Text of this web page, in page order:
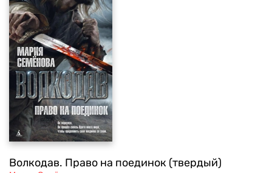
Волкодав. Право на поединок (твердый)